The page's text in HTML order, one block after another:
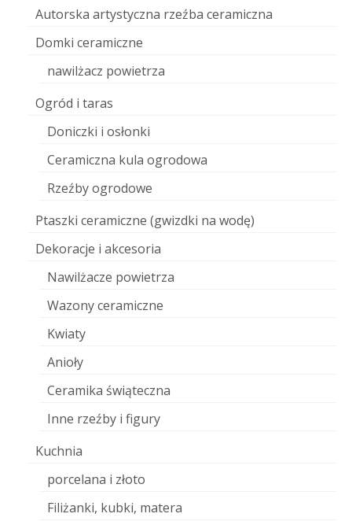
Autorska artystyczna rzeźba ceramiczna
Domki ceramiczne
nawilżacz powietrza
Ogród i taras
Doniczki i osłonki
Ceramiczna kula ogrodowa
Rzeźby ogrodowe
Ptaszki ceramiczne (gwizdki na wodę)
Dekoracje i akcesoria
Nawilżacze powietrza
Wazony ceramiczne
Kwiaty
Anioły
Ceramika świąteczna
Inne rzeźby i figury
Kuchnia
porcelana i złoto
Filiżanki, kubki, matera